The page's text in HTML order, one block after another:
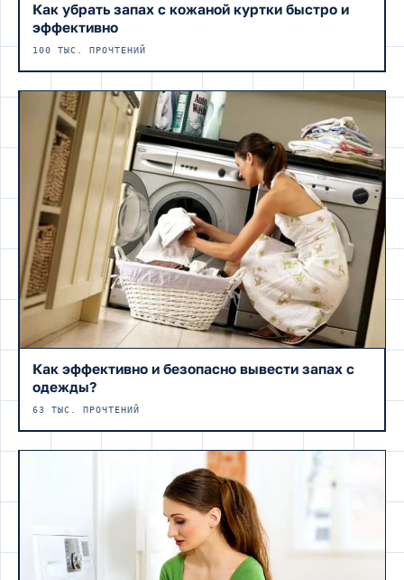
Как убрать запах с кожаной куртки быстро и
эффективно
100 ТЫС. ПРОЧТЕНИЙ
Как эффективно и безопасно вывести запах с
одежды?
63 ТЫС. ПРОЧТЕНИЙ